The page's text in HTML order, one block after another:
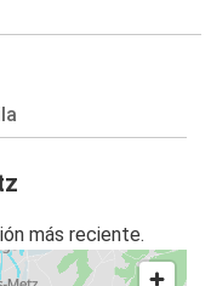
más reciente.